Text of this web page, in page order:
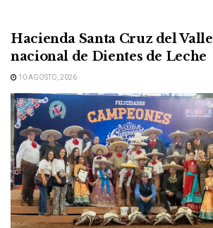
Hacienda Santa Cruz del
nacional de Dientes de Leche
10 AGOSTO, 2026